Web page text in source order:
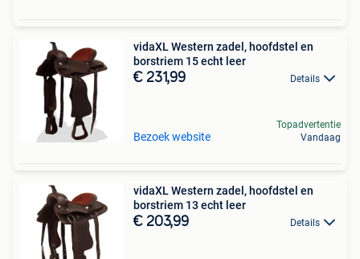
vidaXL Western zadel, hoofdstel en
borstriem 15 echt leer
€ 231,99 Details
Bezoek website
Topadvertentie
Vandaag
vidaXL Western zadel, hoofdstel en
borstriem 13 echt leer
€ 203,99 Details